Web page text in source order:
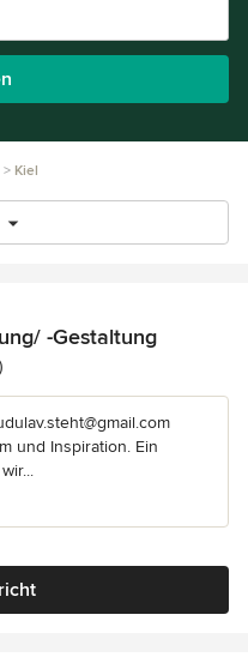
Kiel
-Gestaltung
5 Sternen
und Inspiration. Ein